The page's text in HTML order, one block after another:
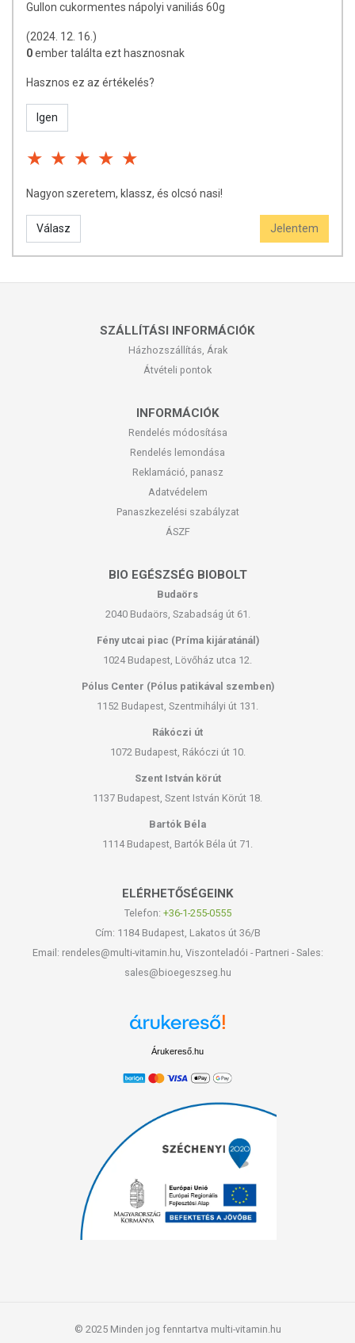
Gullon cukormentes nápolyi vaniliás 60g
(2024. 12. 16.)
0ember találta ezt hasznosnak
Hasznos ez az értékelés?
Igen
Nagyon szeretem, klassz, és olcsó nasi!
Válasz Jelentem
SZÁLLÍTÁSI INFORMÁCIÓK
Házhozszállítás, Árak
Átvételi pontok
INFORMÁCIÓK
Rendelés módosítása
Rendelés lemondása
Reklamáció, panasz
Adatvédelem
Panaszkezelési szabályzat
ÁSZF
BIO EGÉSZSÉG BIOBOLT
Budaörs
2040 Budaörs, Szabadság út 61.
Fény utcai piac (Príma kijáratánál)
1024 Budapest, Lövőház utca 12.
Pólus Center (Pólus patikával szemben)
1152 Budapest, Szentmihályi út 131.
Rákóczi út
1072 Budapest, Rákóczi út 10.
Szent István körút
1137 Budapest, Szent István Körút 18.
Bartók Béla
1114 Budapest, Bartók Béla út 71.
ELÉRHETŐSÉGEINK
Telefon: +36-1-255-0555
Cím: 1184 Budapest, Lakatos út 36/B
Email: rendeles@multi-vitamin.hu, Viszonteladói - Partneri - Sales:
sales@bioegeszseg.hu
Árukereső.hu
© 2025 Minden jog fenntartva multi-vitamin.hu